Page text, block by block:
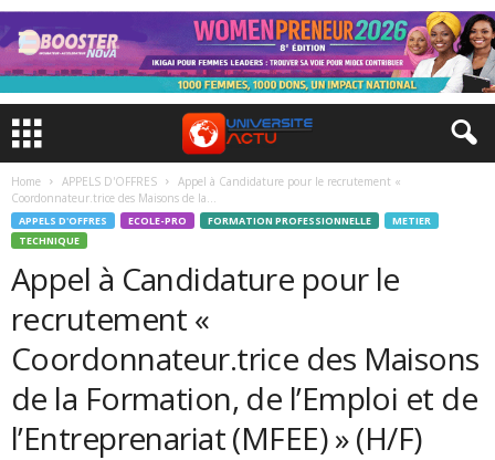
Home APPELS D'OFFRES
Appel à Candidature pour le recrutement «
Coordonnateur.trice des Maisons de la...
APPELS D'OFFRES ECOLE-PRO FORMATION PROFESSIONNELLE
METIER
TECHNIQUE
Appel à Candidature pour le
recrutement «
Coordonnateur.trice des Maisons
de la Formation, de l’Emploi et de
l’Entreprenariat (MFEE) » (H/F)